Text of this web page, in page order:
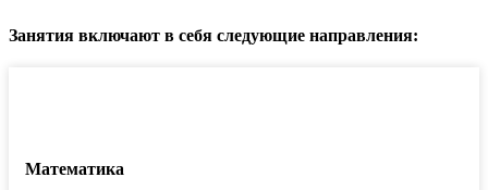
Занятия включают в себя следующие направления:
Математика